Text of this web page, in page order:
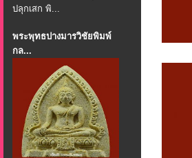
ปลุกเสก พิ...
พระพุทธปางมารวิชัยพิมพ์
กล...